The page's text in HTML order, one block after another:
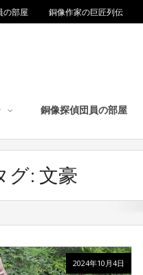
の部屋 銅像作家の巨匠列伝
銅像探偵団員の部屋
グ: 文豪
2024年10月4日